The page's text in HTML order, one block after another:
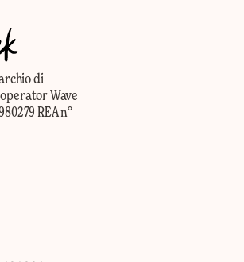
di
Wave
REA n°